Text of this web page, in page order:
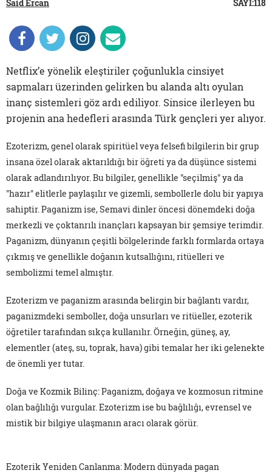
Said Ercan
SAYI:118
Netflix’e yönelik eleştiriler çoğunlukla cinsiyet
sapmaları üzerinden gelirken bu alanda altı oyulan
inanç sistemleri göz ardı ediliyor. Sinsice ilerleyen bu
projenin ana hedefleri arasında Türk gençleri yer alıyor.
Ezoterizm, genel olarak spiritüel veya felsefi bilgilerin bir grup
insana özel olarak aktarıldığı bir öğreti ya da düşünce sistemi
olarak adlandırılıyor. Bu bilgiler, genellikle "seçilmiş" ya da
"hazır" elitlerle paylaşılır ve gizemli, sembollerle dolu bir yapıya
sahiptir. Paganizm ise, Semavi dinler öncesi dönemdeki doğa
merkezli ve çoktanrılı inançları kapsayan bir şemsiye terimdir.
Paganizm, dünyanın çeşitli bölgelerinde farklı formlarda ortaya
çıkmış ve genellikle doğanın kutsallığını, ritüelleri ve
sembolizmi temel almıştır.
Ezoterizm ve paganizm arasında belirgin bir bağlantı vardır,
paganizmdeki semboller, doğa unsurları ve ritüeller, ezoterik
öğretiler tarafından sıkça kullanılır. Örneğin, güneş, ay,
elementler (ateş, su, toprak, hava) gibi temalar her iki gelenekte
de önemli yer tutar.
Doğa ve Kozmik Bilinç: Paganizm, doğaya ve kozmosun ritmine
olan bağlılığı vurgular. Ezoterizm ise bu bağlılığı, evrensel ve
mistik bir bilgiye ulaşmanın aracı olarak görür.
Ezoterik Yeniden Canlanma: Modern dünyada pagan